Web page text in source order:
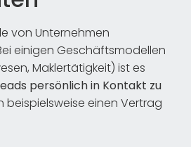
von Unternehmen
einigen Geschäftsmodellen
Maklertätigkeit) ist es
persönlich in Kontakt zu
beispielsweise einen Vertrag